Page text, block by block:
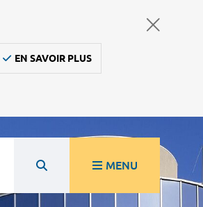
EN SAVOIR PLUS
MENU